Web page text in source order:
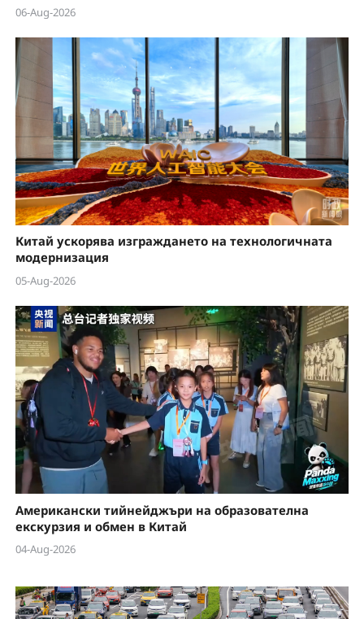
06-Aug-2026
Китай ускорява изграждането на технологичната
модернизация
05-Aug-2026
Американски тийнейджъри на образователна
екскурзия и обмен в Китай
04-Aug-2026